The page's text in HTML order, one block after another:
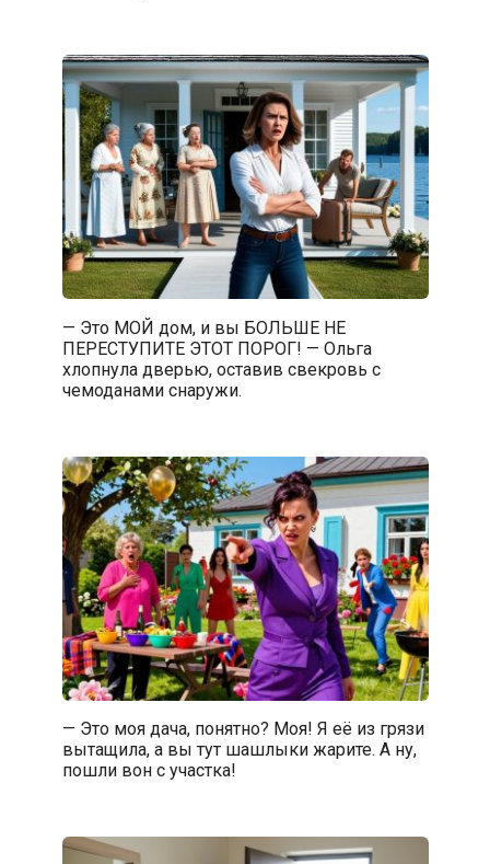
— Это МОЙ дом, и вы БОЛЬШЕ НЕ
ПЕРЕСТУПИТЕ ЭТОТ ПОРОГ! — Ольга
хлопнула дверью, оставив свекровь с
чемоданами снаружи.
— Это моя дача, понятно? Моя! Я её из грязи
вытащила, а вы тут шашлыки жарите. А ну,
пошли вон с участка!